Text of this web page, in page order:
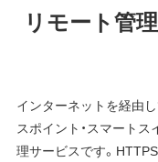
リモート管
インターネットを経由
スポイント・スマート
理サービスです。